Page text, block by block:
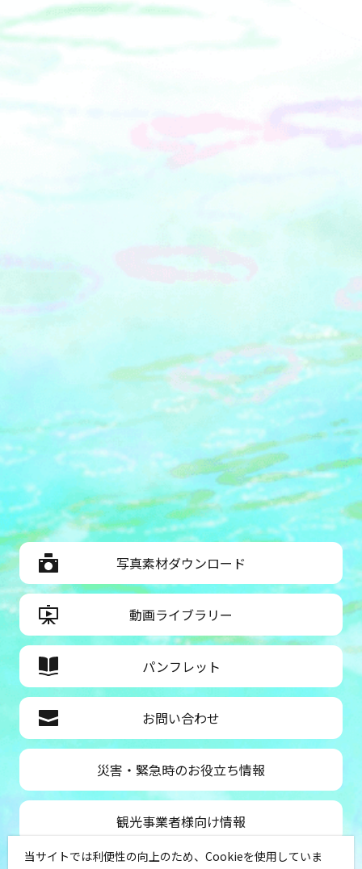
写真素材ダウンロード
動画ライブラリー
パンフレット
お問い合わせ
災害・緊急時のお役立ち情報
観光事業者様向け情報
当サイトでは利便性の向上のため、Cookieを使用していま